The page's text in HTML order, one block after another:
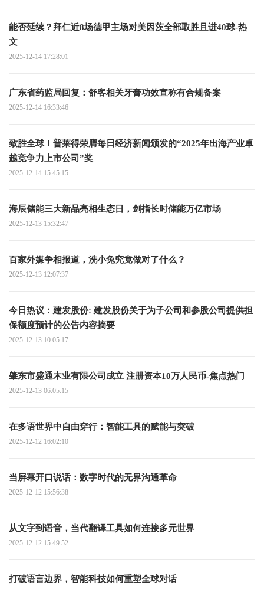
能否延续？拜仁近8场德甲主场对美因茨全部取胜且进40球-热
文
2025-12-14 17:28:01
广东省药监局回复：舒客相关牙膏功效宣称有合规备案
2025-12-14 16:33:46
致胜全球！普莱得荣膺每日经济新闻颁发的“2025年出海产业卓
越竞争力上市公司”奖
2025-12-14 15:45:15
海辰储能三大新品亮相生态日，剑指长时储能万亿市场
2025-12-13 15:32:47
百家外媒争相报道，洗小兔究竟做对了什么？
2025-12-13 12:07:37
今日热议：建发股份: 建发股份关于为子公司和参股公司提供担
保额度预计的公告内容摘要
2025-12-13 10:05:17
肇东市盛通木业有限公司成立 注册资本10万人民币-焦点热门
2025-12-13 06:05:15
在多语世界中自由穿行：智能工具的赋能与突破
2025-12-12 16:02:10
当屏幕开口说话：数字时代的无界沟通革命
2025-12-12 15:56:38
从文字到语音，当代翻译工具如何连接多元世界
2025-12-12 15:49:52
打破语言边界，智能科技如何重塑全球对话